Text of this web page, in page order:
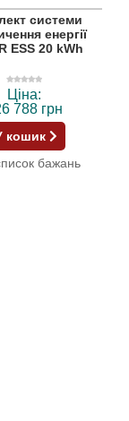
системи
енергії
ESS 20 kWh
Ціна:
788 грн
кошик
бажань